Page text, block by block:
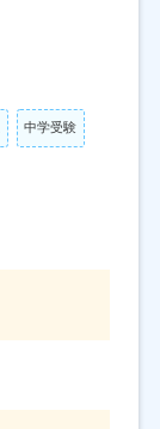
中学受験